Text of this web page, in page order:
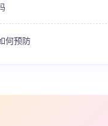
何预防